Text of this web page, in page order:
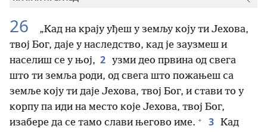
26
„Кад на крају уђеш у земљу коју ти Јехова,
твој Бог, даје у наследство, кад је заузмеш и
населиш се у њој, 2 узми део првина од свега
што ти земља роди, од свега што пожањеш са
земље коју ти даје Јехова, твој Бог, и стави то у
корпу па иди на место које Јехова, твој Бог,
изабере да се тамо слави његово име. + 3 Кад